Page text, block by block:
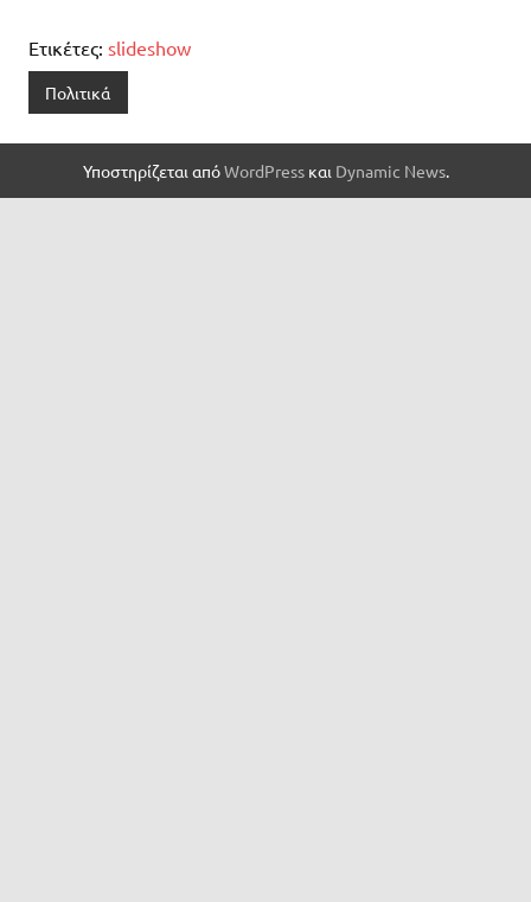
Ετικέτες: slideshow
Πολιτικά
Υποστηρίζεται απόWordPressκαι Dynamic News.